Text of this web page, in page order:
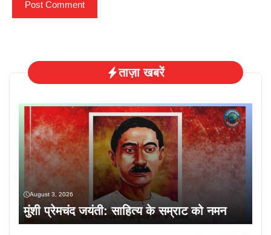
ताज़ा खबरें
August 3, 2026
मुंशी प्रेमचंद जयंती: साहित्य के सम्राट को नमन